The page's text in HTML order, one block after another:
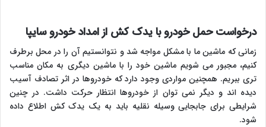
درخواست حمل خودرو با یدک کش از امداد خودرو سایپا
زمانی که ماشین ما با مشکل مواجه شد و نتوانستیم آن را در محل برطرف
کنیم، مجبور می شویم ماشین خود را با ماشین دیگری به مکان مناسب
تری ببریم. همچنین مواردی وجود دارد که خودروها در اثر تصادف آسیب
دیده اند و دیگر نمی توان از خودروها انتظار حرکت داشت. در چنین
شرایطی برای جابجایی وسیله نقلیه باید به یک یدک کش اطلاع داده
شود.